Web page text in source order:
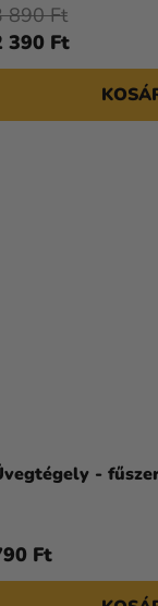
390 Ft
890 Ft
-
Ft